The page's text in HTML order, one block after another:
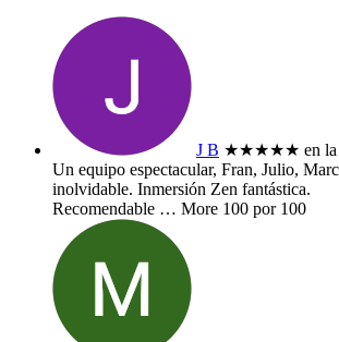
J B ★★★★★ en
Un equipo espectacular, Fran, Julio,
inolvidable. Inmersión Zen fantástica.
Recomendable … More 100 por 100